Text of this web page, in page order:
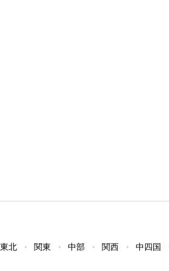
東北 関東 中部 関西 中四国